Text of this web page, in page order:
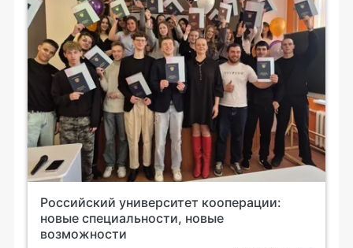
Российский университет кооперации:
новые специальности, новые
возможности